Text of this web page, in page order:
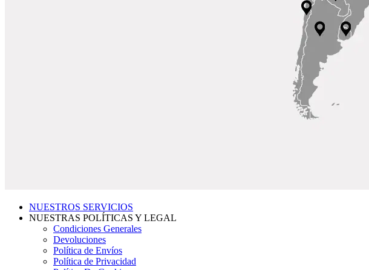
NUESTROS SERVICIOS
NUESTRAS POLÍTICAS Y LEGAL
Condiciones Generales
Devoluciones
Política de Envíos
Política de Privacidad